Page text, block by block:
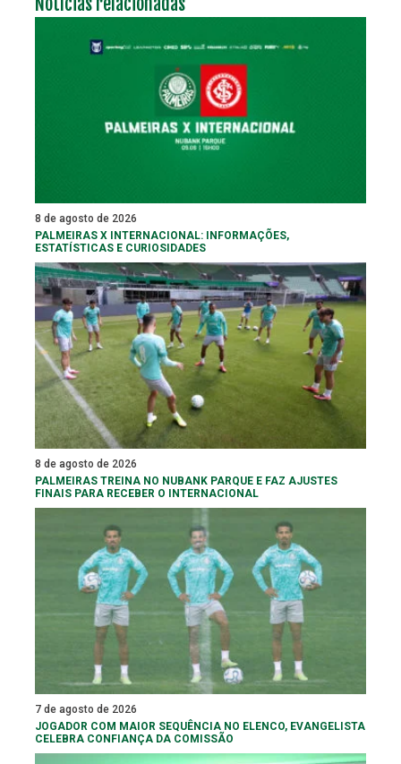
8 de agosto de 2026
PALMEIRAS X INTERNACIONAL: INFORMAÇÕES,
ESTATÍSTICAS E CURIOSIDADES
8 de agosto de 2026
PALMEIRAS TREINA NO NUBANK PARQUE E FAZ AJUSTES
FINAIS PARA RECEBER O INTERNACIONAL
7 de agosto de 2026
JOGADOR COM MAIOR SEQUÊNCIA NO ELENCO, EVANGELISTA
CELEBRA CONFIANÇA DA COMISSÃO